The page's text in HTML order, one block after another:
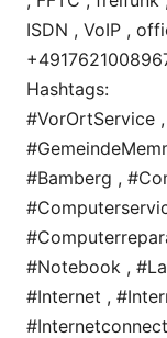
ISDN , VoIP ,
Hashtags:
#VorOrtService
#Bamberg ,
#Notebook ,
#Internet ,